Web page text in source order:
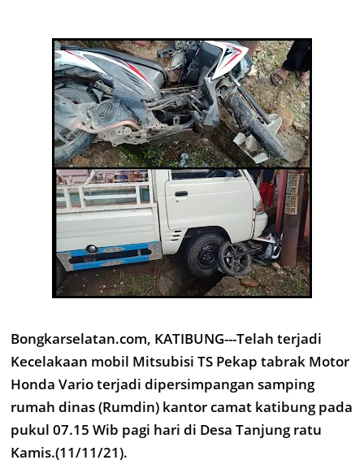
Bongkarselatan.com, KATIBUNG---Telah terjadi
Kecelakaan mobil Mitsubisi TS Pekap tabrak Motor
Honda Vario terjadi dipersimpangan samping
rumah dinas (Rumdin) kantor camat katibung pada
pukul 07.15 Wib pagi hari di Desa Tanjung ratu
Kamis.(11/11/21).